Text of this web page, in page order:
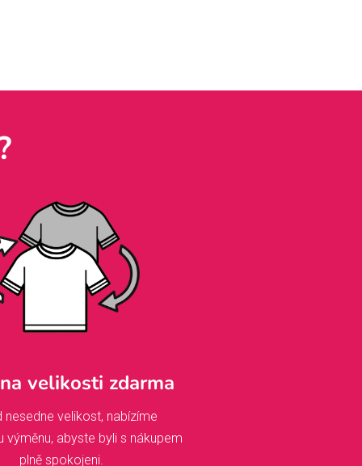
velikosti zdarma
nesedne velikost, nabízíme
výměnu, abyste byli s nákupem
plně spokojeni.